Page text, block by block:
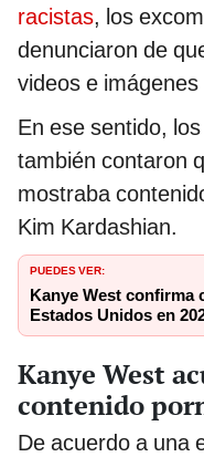
racistas, los
denunciaron de
videos e
En ese sentido,
también contaron
mostraba
Kim Kardashian.
PUEDES VER:
Kanye West confirma
Estados Unidos en
Kanye West
contenido
De acuerdo a una